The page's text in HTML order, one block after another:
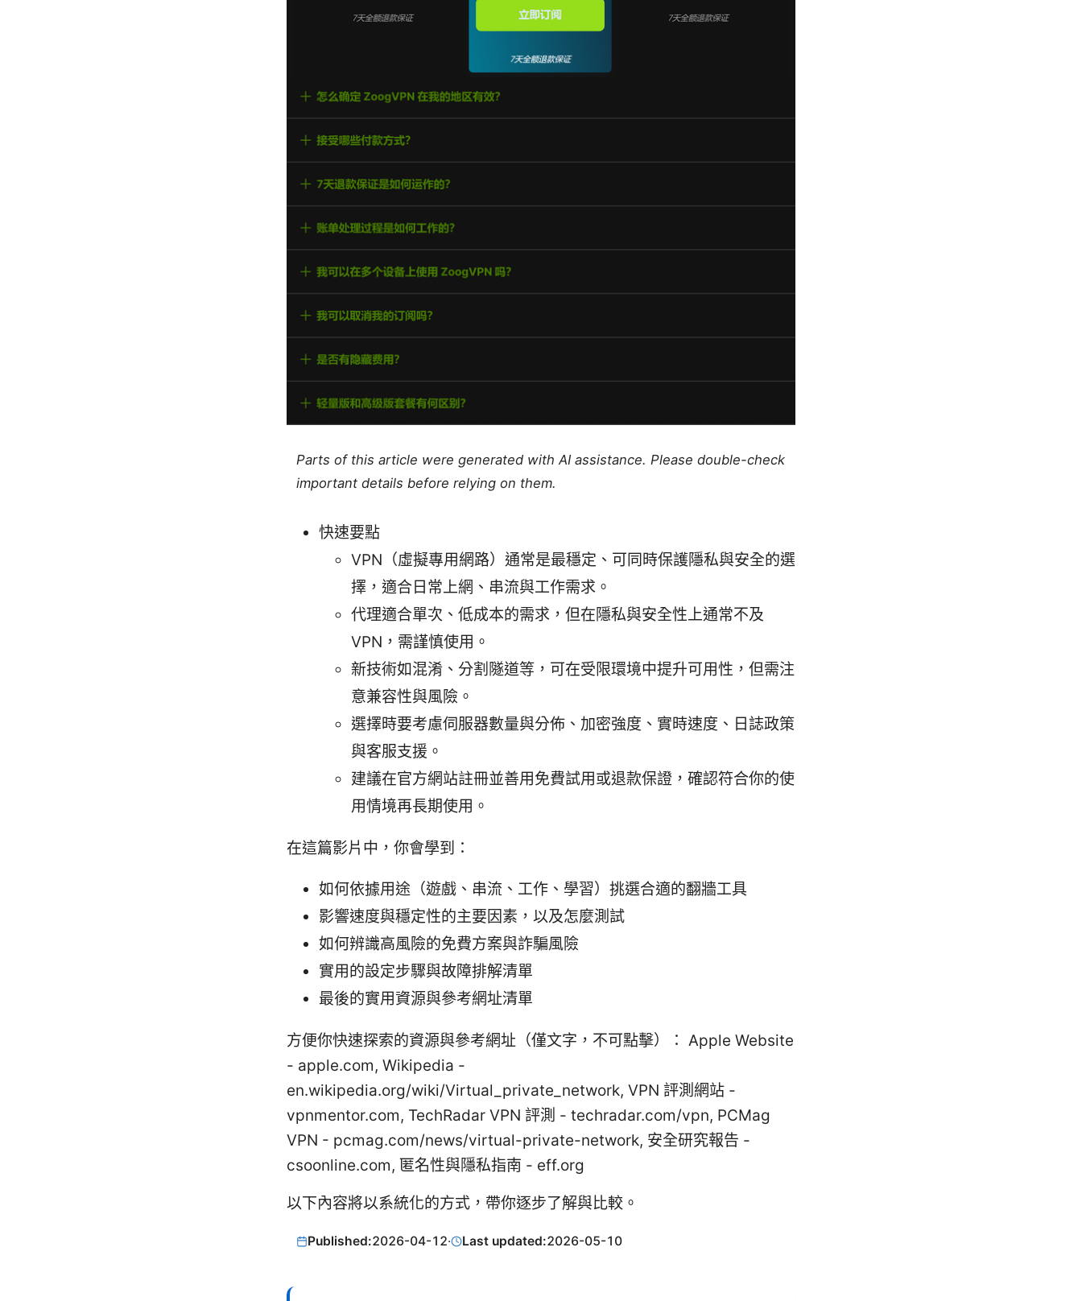
Parts of this article were generated with AI assistance. Please double-check
important details before relying on them.
快速要點
VPN（虛擬專用網路）通常是最穩定、可同時保護隱私與安全的選
擇，適合日常上網、串流與工作需求。
代理適合單次、低成本的需求，但在隱私與安全性上通常不及
VPN，需謹慎使用。
新技術如混淆、分割隧道等，可在受限環境中提升可用性，但需注
意兼容性與風險。
選擇時要考慮伺服器數量與分佈、加密強度、實時速度、日誌政策
與客服支援。
建議在官方網站註冊並善用免費試用或退款保證，確認符合你的使
用情境再長期使用。
在這篇影片中，你會學到：
如何依據用途（遊戲、串流、工作、學習）挑選合適的翻牆工具
影響速度與穩定性的主要因素，以及怎麼測試
如何辨識高風險的免費方案與詐騙風險
實用的設定步驟與故障排解清單
最後的實用資源與參考網址清單
方便你快速探索的資源與參考網址（僅文字，不可點擊）： Apple Website
- apple.com, Wikipedia -
en.wikipedia.org/wiki/Virtual_private_network, VPN 評測網站 -
vpnmentor.com, TechRadar VPN 評測 - techradar.com/vpn, PCMag
VPN - pcmag.com/news/virtual-private-network, 安全研究報告 -
csoonline.com, 匿名性與隱私指南 - eff.org
以下內容將以系統化的方式，帶你逐步了解與比較。
Published:2026-04-12· Last updated:2026-05-10